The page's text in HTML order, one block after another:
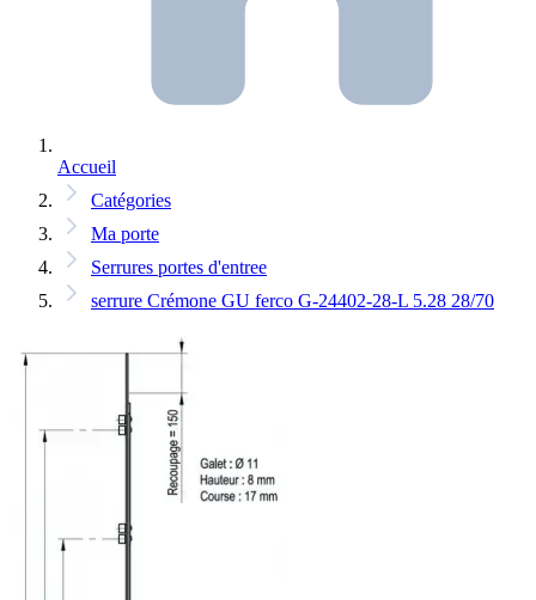
Accueil
Catégories
Ma porte
Serrures portes d'entree
serrure Crémone GU ferco G-24402-28-L 5.28 28/70